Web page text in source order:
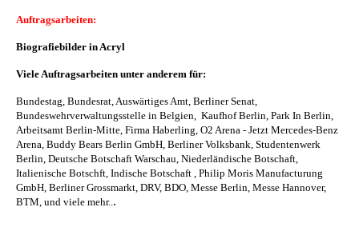
Auftragsarbeiten:
Biografiebilder in Acryl
Viele Auftragsarbeiten unter anderem für:
Bundestag, Bundesrat, Auswärtiges Amt, Berliner Senat,
Bundeswehrverwaltungsstelle in Belgien, Kaufhof Berlin, Park In Berlin,
Arbeitsamt Berlin-Mitte, Firma Haberling, O2 Arena - Jetzt Mercedes-Benz
Arena, Buddy Bears Berlin GmbH, Berliner Volksbank, Studentenwerk
Berlin, Deutsche Botschaft Warschau, Niederländische Botschaft,
Italienische Botschft, Indische Botschaft , Philip Moris Manufacturung
GmbH, Berliner Grossmarkt, DRV, BDO, Messe Berlin, Messe Hannover,
BTM, und viele mehr...